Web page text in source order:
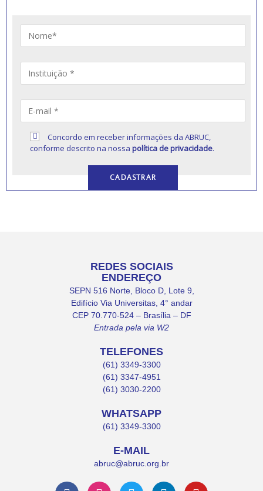
Concordo em receber informações da ABRUC,
conforme descrito na nossapolítica de privacidade.
REDES SOCIAIS
ENDEREÇO
SEPN 516 Norte, Bloco D, Lote 9,
Edifício Via Universitas, 4° andar
CEP 70.770-524 – Brasília – DF
Entrada pela via W2
TELEFONES
(61) 3349-3300
(61) 3347-4951
(61) 3030-2200
WHATSAPP
(61) 3349-3300
E-MAIL
abruc@abruc.org.br